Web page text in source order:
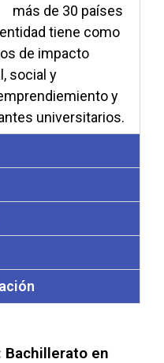
más de 30 países
tiene como
de impacto
social y
y
universitarios.
Bachillerato en